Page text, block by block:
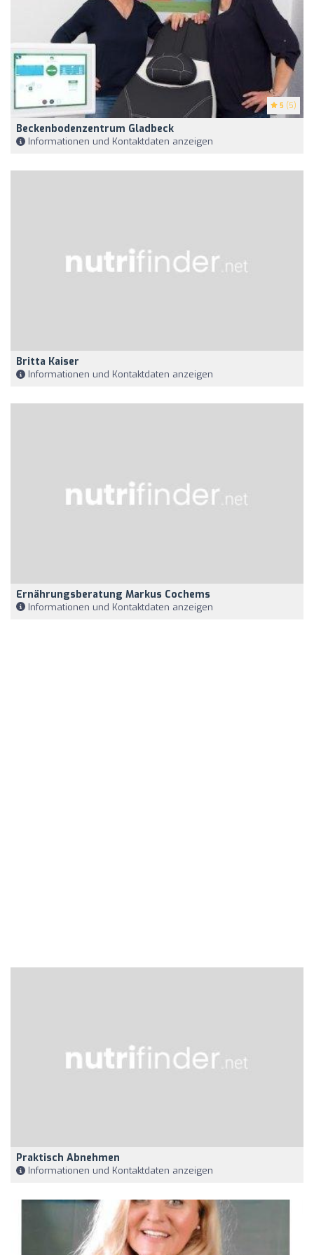
5 (5)
Beckenbodenzentrum Gladbeck
Informationen und Kontaktdaten anzeigen
Britta Kaiser
Informationen und Kontaktdaten anzeigen
Ernährungsberatung Markus Cochems
Informationen und Kontaktdaten anzeigen
Praktisch Abnehmen
Informationen und Kontaktdaten anzeigen